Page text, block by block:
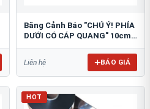
Băng Cảnh Báo "CHÚ Ý! PHÍA
DƯỚI CÓ CÁP QUANG" 10cm:
Liên hệ BÁO GIÁ
HOT